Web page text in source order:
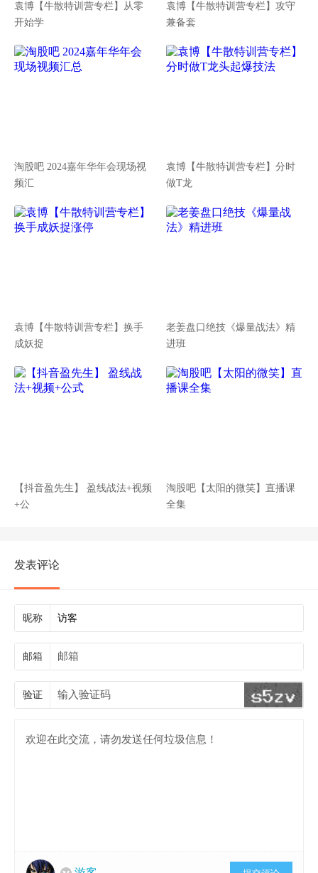
袁博【牛散特训营专栏】从零
开始学
袁博【牛散特训营专栏】攻守
兼备套
淘股吧 2024嘉年华年会现场视
频汇
袁博【牛散特训营专栏】分时
做T龙
袁博【牛散特训营专栏】换手
成妖捉
老姜盘口绝技《爆量战法》精
进班
【抖音盈先生】 盈线战法+视频
+公
淘股吧【太阳的微笑】直播课
全集
发表评论
昵称
邮箱
验证